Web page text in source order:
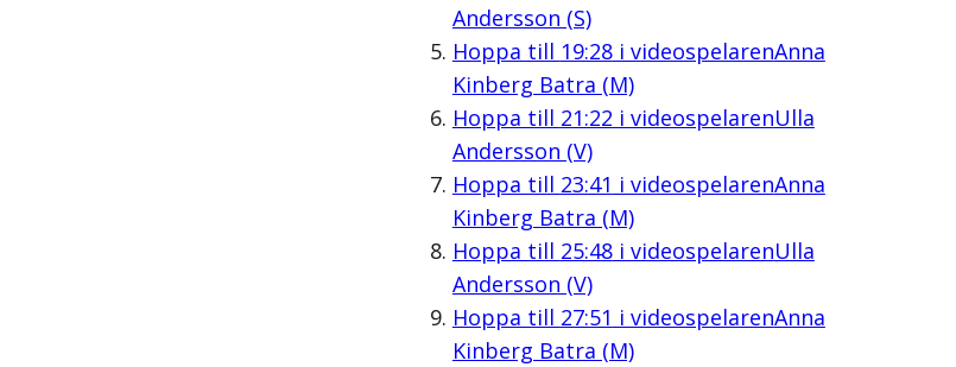
Andersson (S)
Hoppa till 19:28i videospelarenAnna
Kinberg Batra (M)
Hoppa till 21:22 i videospelarenUlla
Andersson (V)
Hoppa till 23:41 i videospelarenAnna
Kinberg Batra (M)
Hoppa till 25:48i videospelarenUlla
Andersson (V)
Hoppa till 27:51 i videospelarenAnna
Kinberg Batra (M)